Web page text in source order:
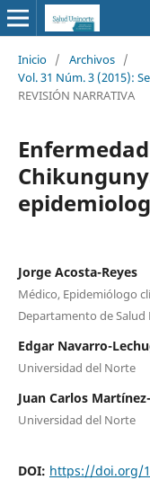
Inicio / Archivos /
Vol. 31 Núm. 3 (2015):
REVISIÓN NARRATIVA
Jorge Acosta-Reyes
Médico, Epidemiólogo
Departamento de
Edgar Navarro-
Universidad del Norte
Juan Carlos
Universidad del Norte
DOI: https://doi.org/